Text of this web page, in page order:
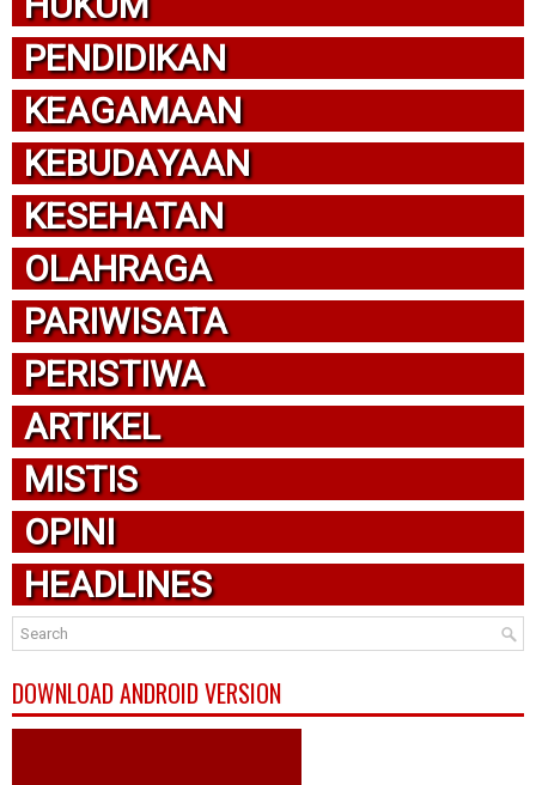
PENDIDIKAN
KEAGAMAAN
KEBUDAYAAN
KESEHATAN
OLAHRAGA
PARIWISATA
PERISTIWA
ARTIKEL
MISTIS
OPINI
HEADLINES
DOWNLOAD ANDROID VERSION